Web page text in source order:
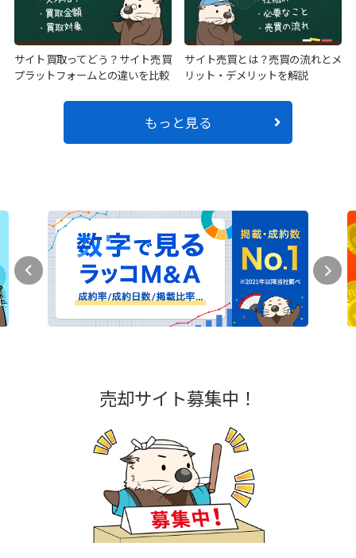
サイト買取ってどう？サイト売買
プラットフォームとの違いを比較
サイト売買とは？売買の流れとメ
リット・デメリットを解説
もっと見る
売却サイト募集中！